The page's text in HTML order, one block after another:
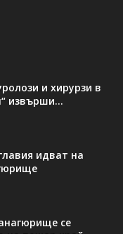
и хирурзи в
извърши...
идват на
се